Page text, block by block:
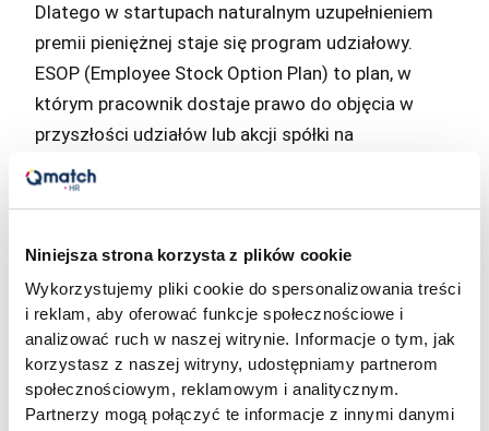
Niniejsza strona korzysta z plików cookie
Wykorzystujemy pliki cookie do spersonalizowania treści
i reklam, aby oferować funkcje społecznościowe i
analizować ruch w naszej witrynie. Informacje o tym, jak
korzystasz z naszej witryny, udostępniamy partnerom
społecznościowym, reklamowym i analitycznym.
Partnerzy mogą połączyć te informacje z innymi danymi
Dlatego w startupach naturalnym uzupełnieniem
premii pieniężnej staje się program udziałowy.
ESOP (Employee Stock Option Plan) to plan, w
którym pracownik dostaje prawo do objęcia w
przyszłości udziałów lub akcji spółki na
określonych zasadach, zwykle z vestingiem
rozłożonym na 3-4 lata. Pracownik nie dostaje
wartości firmy.
W Polsce, według danych PFR Ventures, ponad
60% umów inwestycyjnych w transakcjach VC z
2022 roku zawierało postanowienia o ESOP.
Typowa pula ESOP w startupach na wczesnym